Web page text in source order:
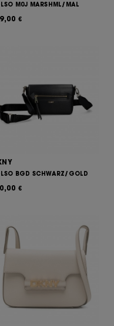
M0J MARSHML/MAL
€
BGD SCHWARZ/GOLD
€